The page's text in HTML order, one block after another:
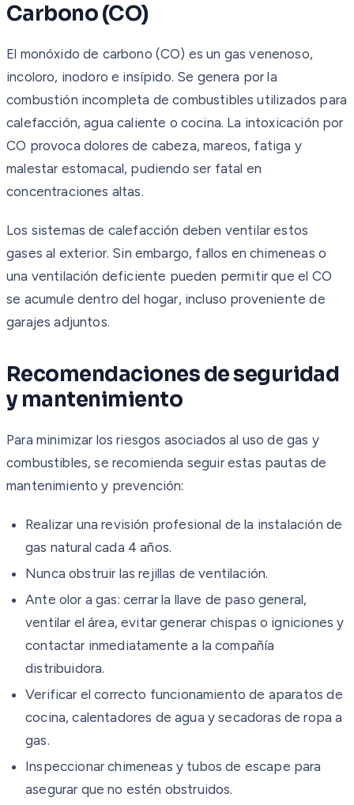
Carbono (CO)
El monóxido de carbono (CO) es un gas venenoso,
incoloro, inodoro e insípido. Se genera por la
combustión incompleta de combustibles utilizados para
calefacción, agua caliente o cocina. La intoxicación por
CO provoca dolores de cabeza, mareos, fatiga y
malestar estomacal, pudiendo ser fatal en
concentraciones altas.
Los sistemas de calefacción deben ventilar estos
gases al exterior. Sin embargo, fallos en chimeneas o
una ventilación deficiente pueden permitir que el CO
se acumule dentro del hogar, incluso proveniente de
garajes adjuntos.
Recomendaciones de seguridad
y mantenimiento
Para minimizar los riesgos asociados al uso de gas y
combustibles, se recomienda seguir estas pautas de
mantenimiento y prevención:
Realizar una revisión profesional de la instalación de
gas natural cada 4 años.
Nunca obstruir las rejillas de ventilación.
Ante olor a gas: cerrar la llave de paso general,
ventilar el área, evitar generar chispas o igniciones y
contactar inmediatamente a la compañía
distribuidora.
Verificar el correcto funcionamiento de aparatos de
cocina, calentadores de agua y secadoras de ropa a
gas.
Inspeccionar chimeneas y tubos de escape para
asegurar que no estén obstruidos.